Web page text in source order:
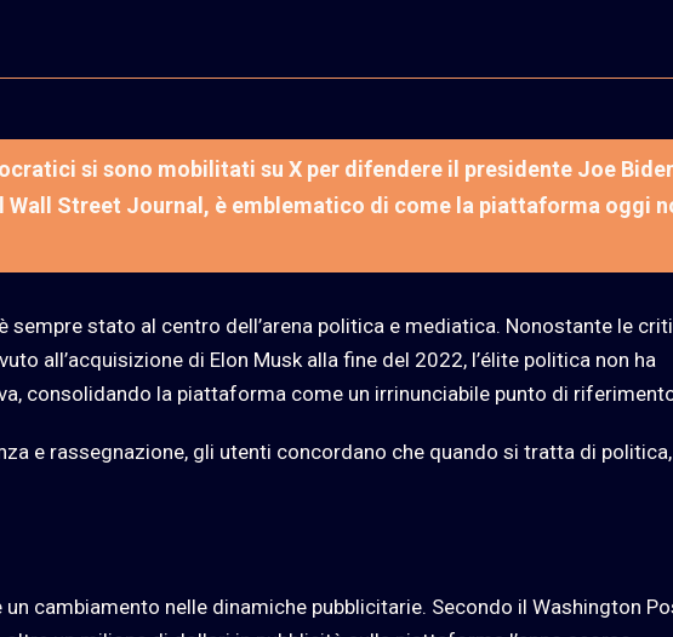
si sono mobilitati su X per difendere il presidente Joe
Street Journal, è emblematico di come la piattaforma oggi
sempre stato al centro dell’arena politica e mediatica. Nonostante le
all’acquisizione di Elon Musk alla fine del 2022, l’élite politica non ha
consolidando la piattaforma come un irrinunciabile punto di
e rassegnazione, gli utenti concordano che quando si tratta di
un cambiamento nelle dinamiche pubblicitarie. Secondo il Washington